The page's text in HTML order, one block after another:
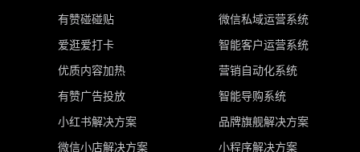
有赞碰碰贴
爱逛爱打卡
优质内容加热
有赞广告投放
小红书解决方案
微信小店解决方案
微信私域运营系统
智能客户运营系统
营销自动化系统
智能导购系统
品牌旗舰解决方案
小程序解决方案